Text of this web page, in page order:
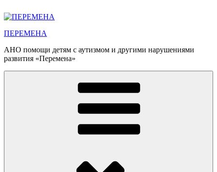
к
ПЕРЕМЕНА
АНО помощи детям с аутизмом и другими нарушениями
развития «Перемена»